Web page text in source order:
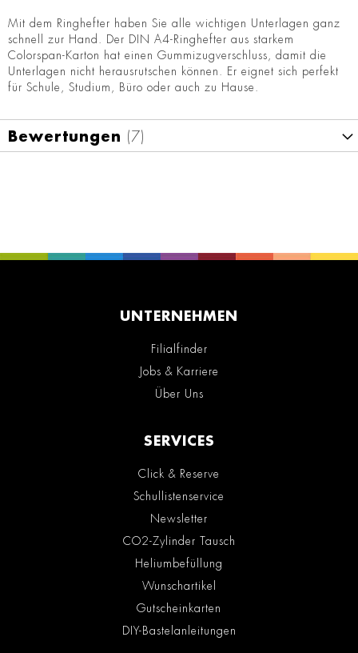
Mit dem Ringhefter haben Sie alle wichtigen Unterlagen ganz
schnell zur Hand. Der DIN A4-Ringhefter aus starkem
Colorspan-Karton hat einen Gummizugverschluss, damit die
Unterlagen nicht herausrutschen können. Er eignet sich perfekt
für Schule, Studium, Büro oder auch zu Hause.
Bewertungen 7
UNTERNEHMEN
Filialfinder
Jobs & Karriere
Über Uns
SERVICES
Click & Reserve
Schullistenservice
Newsletter
CO2-Zylinder Tausch
Heliumbefüllung
Wunschartikel
Gutscheinkarten
DIY-Bastelanleitungen